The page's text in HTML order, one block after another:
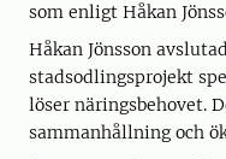
som enligt Håkan
Håkan Jönsson
stadsodlingsprojekt
löser näringsbehovet.
sammanhållning och